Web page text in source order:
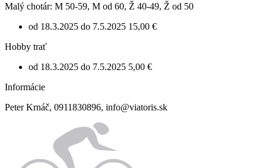
Malý chotár: M 50-59, M od 60, Ž 40-49, Ž od 50
od 18.3.2025 do 7.5.2025 15,00 €
Hobby trať
od 18.3.2025 do 7.5.2025 5,00 €
Informácie
Peter Krnáč, 0911830896, info@viatoris.sk